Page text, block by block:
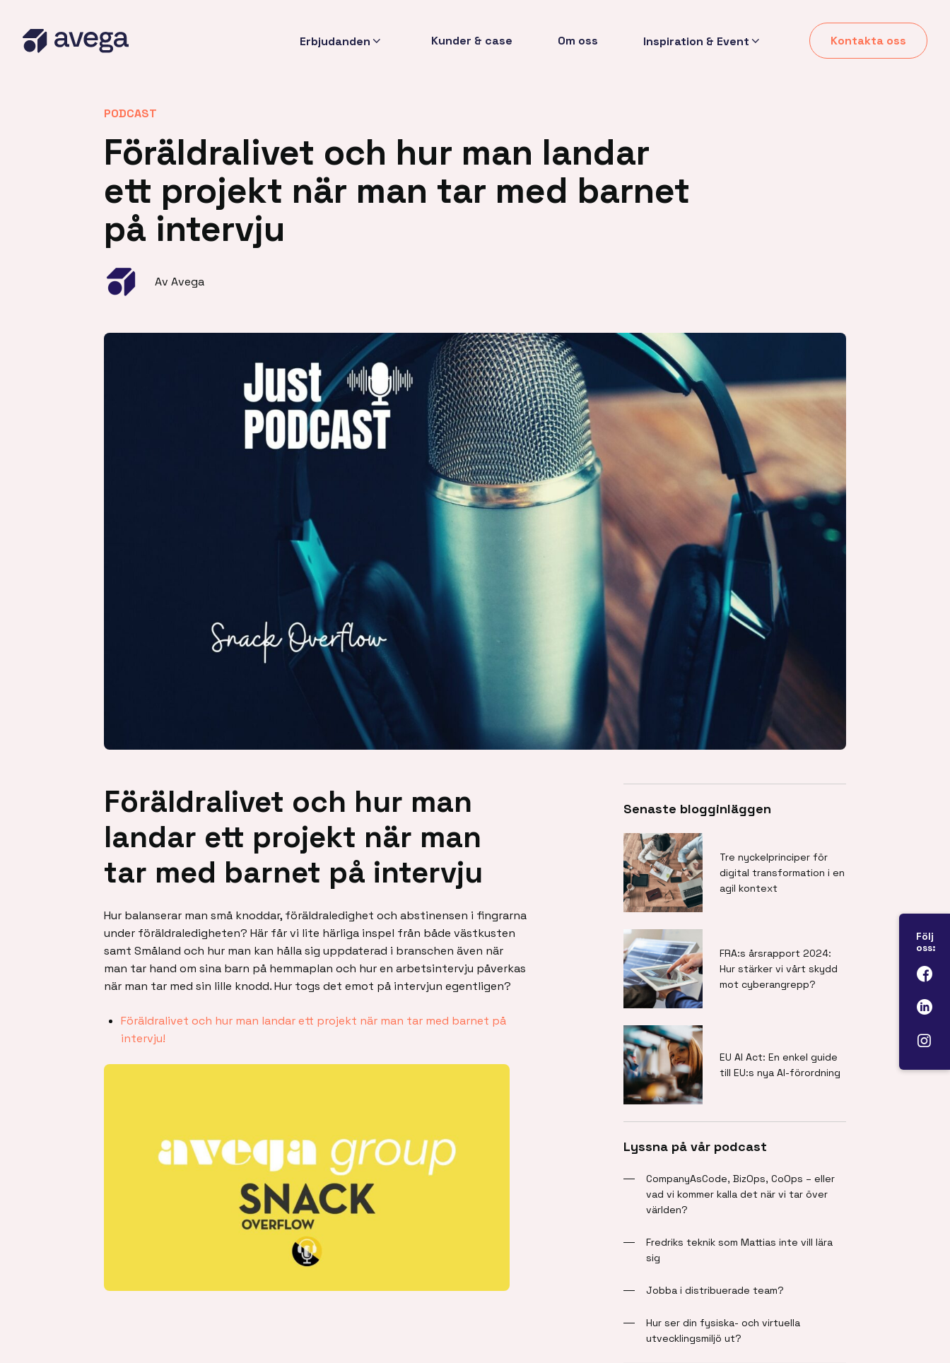
Erbjudanden Kunder & case Om oss Inspiration & Event Kontakta oss
PODCAST
Föräldralivet och hur man landar
ett projekt när man tar med barnet
på intervju
Av Avega
Föräldralivet och hur man
landar ett projekt när man
tar med barnet på intervju
Hur balanserar man små knoddar, föräldraledighet och abstinensen i fingrarna
under föräldraledigheten? Här får vi lite härliga inspel från både västkusten
samt Småland och hur man kan hålla sig uppdaterad i branschen även när
man tar hand om sina barn på hemmaplan och hur en arbetsintervju påverkas
när man tar med sin lille knodd. Hur togs det emot på intervjun egentligen?
Föräldralivet och hur man landar ett projekt när man tar med barnet på
intervju!
Senaste blogginläggen
Tre nyckelprinciper för
digital transformation i en
agil kontext
FRA:s årsrapport 2024:
Hur stärker vi vårt skydd
mot cyberangrepp?
EU AI Act: En enkel guide
till EU:s nya AI-förordning
Lyssna på vår podcast
CompanyAsCode, BizOps, CoOps – eller
vad vi kommer kalla det när vi tar över
världen?
Fredriks teknik som Mattias inte vill lära
sig
Jobba i distribuerade team?
Hur ser din fysiska- och virtuella
utvecklingsmiljö ut?
Följ
oss: